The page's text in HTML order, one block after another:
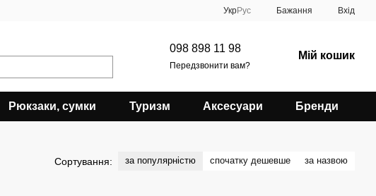
УкрРус Бажання Вхід
098 898 11 98
Передзвонити вам?
Мій кошик
Рюкзаки, сумки Туризм Аксесуари Бренди
Сортування: за популярністю спочатку дешевше за назвою